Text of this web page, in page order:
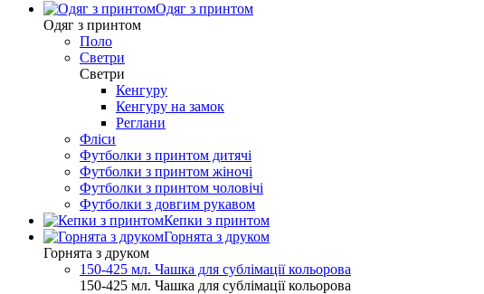
Одяг з принтом
Одяг з принтом
Поло
Светри
Светри
Кенгуру
Кенгуру на замок
Реглани
Фліси
Футболки з принтом дитячі
Футболки з принтом жіночі
Футболки з принтом чоловічі
Футболки з довгим рукавом
Кепки з принтом
Горнята з друком
Горнята з друком
150-425 мл. Чашка для сублімації кольорова
150-425 мл. Чашка для сублімації кольорова